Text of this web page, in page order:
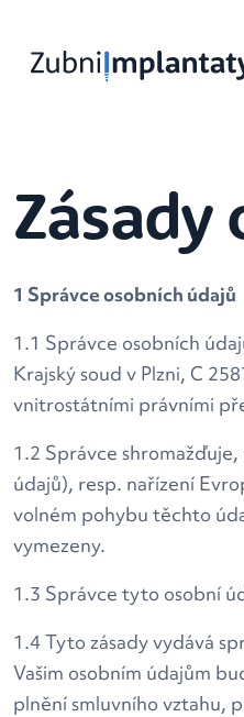
Zásady
1 Správce osobních údajů
1.1 Správce osobních
Krajský soud v Plzni, C
vnitrostátními právními
1.2 Správce
údajů), resp. nařízení
volném pohybu těchto
vymezeny.
1.3 Správce tyto osobní
1.4 Tyto zásady vydává
Vašim osobním údajům
plnění smluvního vztahu,